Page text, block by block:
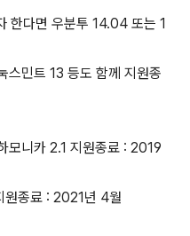
한다면 우분투 14.04 또는 1
스민트 13 등도 함께 지원종
모니카 2.1 지원종료 : 2019
원종료 : 2021년 4월